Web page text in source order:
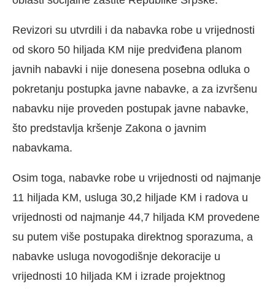
Revizori su utvrdili i da nabavka robe u vrijednosti
od skoro 50 hiljada KM nije predviđena planom
javnih nabavki i nije donesena posebna odluka o
pokretanju postupka javne nabavke, a za izvršenu
nabavku nije proveden postupak javne nabavke,
što predstavlja kršenje Zakona o javnim
nabavkama.
Osim toga, nabavke robe u vrijednosti od najmanje
11 hiljada KM, usluga 30,2 hiljade KM i radova u
vrijednosti od najmanje 44,7 hiljada KM provedene
su putem više postupaka direktnog sporazuma, a
nabavke usluga novogodišnje dekoracije u
vrijednosti 10 hiljada KM i izrade projektnog